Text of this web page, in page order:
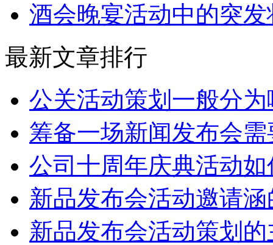
酒会晚宴活动中的突
最新文章排行
公关活动策划一般分
筹备一场新闻发布会
公司十周年庆典活动
新品发布会活动邀请
新品发布会活动策划